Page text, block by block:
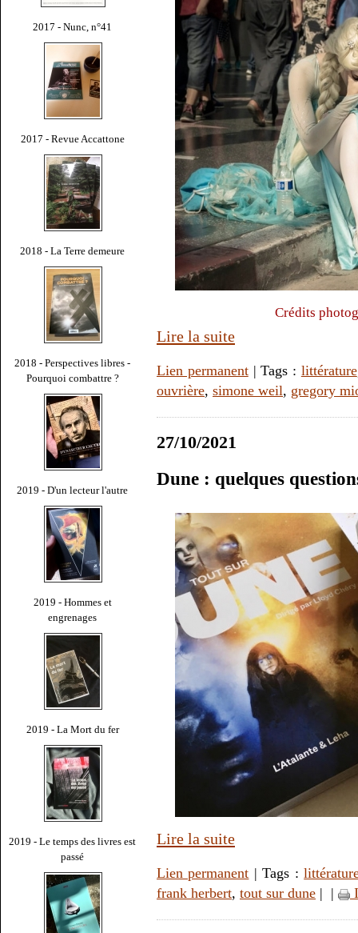
2017 - Nunc, n°41
2017 - Revue Accattone
2018 - La Terre demeure
2018 - Perspectives libres -
Pourquoi combattre ?
2019 - D'un lecteur l'autre
2019 - Hommes et
engrenages
2019 - La Mort du fer
2019 - Le temps des livres est
passé
Crédits
Lire la suite
Lien permanent| Tags : littérature
ouvrière, simone weil, gregory
27/10/2021
Dune : quelques
Lire la suite
Lien permanent | Tags :
frank herbert, tout sur dune | |